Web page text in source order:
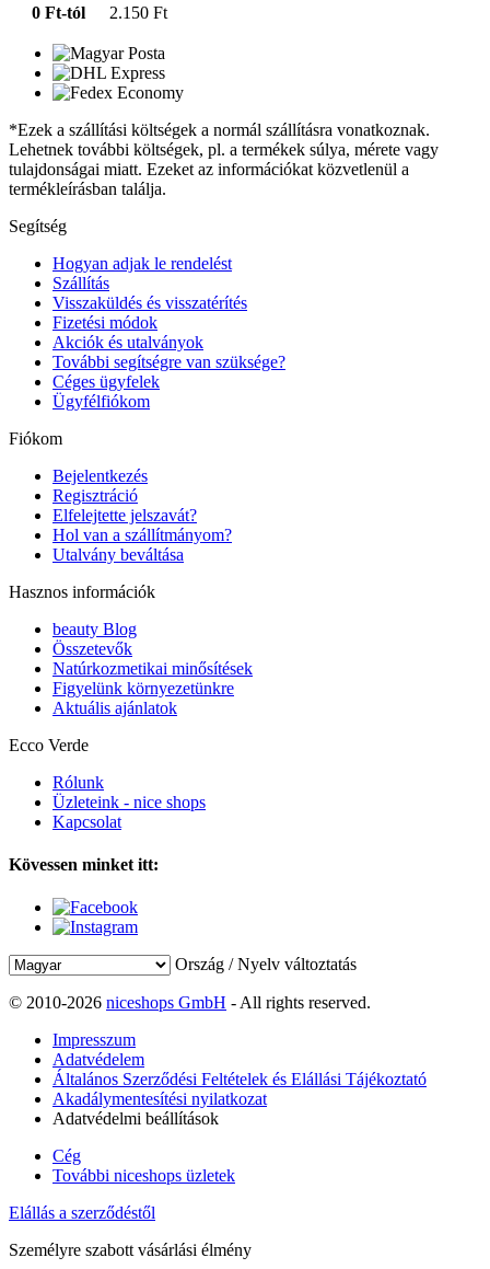
0 Ft-tól 2.150 Ft
*Ezek a szállítási költségek a normál szállításra vonatkoznak.
Lehetnek további költségek, pl. a termékek súlya, mérete vagy
tulajdonságai miatt. Ezeket az információkat közvetlenül a
termékleírásban találja.
Segítség
Hogyan adjak le rendelést
Szállítás
Visszaküldés és visszatérítés
Fizetési módok
Akciók és utalványok
További segítségre van szüksége?
Céges ügyfelek
Ügyfélfiókom
Fiókom
Bejelentkezés
Regisztráció
Elfelejtette jelszavát?
Hol van a szállítmányom?
Utalvány beváltása
Hasznos információk
beauty Blog
Összetevők
Natúrkozmetikai minősítések
Figyelünk környezetünkre
Aktuális ajánlatok
Ecco Verde
Rólunk
Üzleteink - nice shops
Kapcsolat
Kövessen minket itt:
Ország / Nyelv változtatás
© 2010-2026 niceshops GmbH - All rights reserved.
Impresszum
Adatvédelem
Általános Szerződési Feltételek és Elállási Tájékoztató
Akadálymentesítési nyilatkozat
Adatvédelmi beállítások
Cég
További niceshops üzletek
Elállás a szerződéstől
Személyre szabott vásárlási élmény